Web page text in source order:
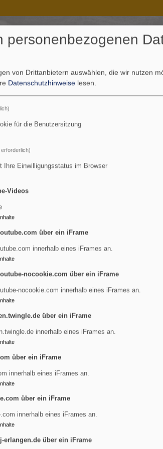
- Tennenlohe
Wide Web
Tennenlohe. Neues und Interessantes
personenbezogenen
von Drittanbietern auswählen, die wir nutzen
Datenschutzhinweise lesen.
für die Benutzersitzung
Ihre Einwilligungsstatus im Browser
Videos
über ein iFrame
innerhalb eines iFrames an.
nocookie.com über ein iFrame
nocookie.com innerhalb eines iFrames an.
über ein iFrame
innerhalb eines iFrames an.
über ein iFrame
innerhalb eines iFrames an.
über ein iFrame
innerhalb eines iFrames an.
erlangen.de über ein iFrame